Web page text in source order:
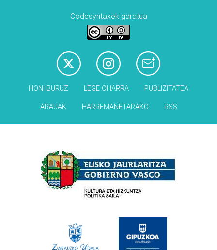
Codesyntaxek garatua
HONI BURUZ LEGE OHARRA PUBLIZITATEA
ARAUAK HARREMANETARAKO RSS